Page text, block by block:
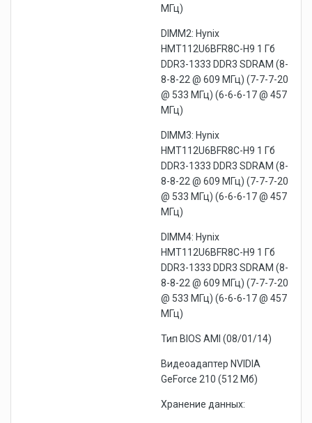
МГц)
DIMM2: Hynix
HMT112U6BFR8C-H9 1 Гб
DDR3-1333 DDR3 SDRAM (8-
8-8-22 @ 609 МГц) (7-7-7-20
@ 533 МГц) (6-6-6-17 @ 457
МГц)
DIMM3: Hynix
HMT112U6BFR8C-H9 1 Гб
DDR3-1333 DDR3 SDRAM (8-
8-8-22 @ 609 МГц) (7-7-7-20
@ 533 МГц) (6-6-6-17 @ 457
МГц)
DIMM4: Hynix
HMT112U6BFR8C-H9 1 Гб
DDR3-1333 DDR3 SDRAM (8-
8-8-22 @ 609 МГц) (7-7-7-20
@ 533 МГц) (6-6-6-17 @ 457
МГц)
Тип BIOS AMI (08/01/14)
Видеоадаптер NVIDIA
GeForce 210 (512 Мб)
Хранение данных: